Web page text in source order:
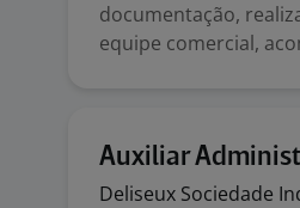
documentação,
equipe comercial,
Auxiliar
Deliseux Sociedade